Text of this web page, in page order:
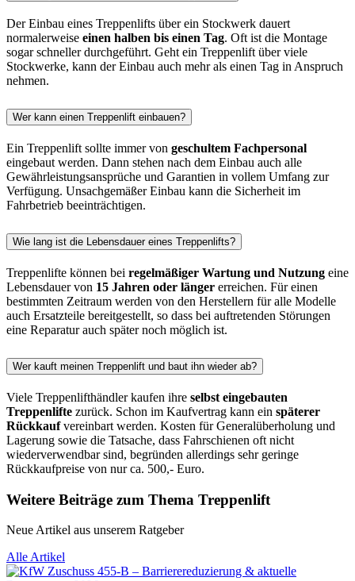
Der Einbau eines Treppenlifts über ein Stockwerk dauert
normalerweise einen halben bis einen Tag. Oft ist die Montage
sogar schneller durchgeführt. Geht ein Treppenlift über viele
Stockwerke, kann der Einbau auch mehr als einen Tag in Anspruch
nehmen.
Wer kann einen Treppenlift einbauen?
Ein Treppenlift sollte immer von geschultem Fachpersonal
eingebaut werden. Dann stehen nach dem Einbau auch alle
Gewährleistungsansprüche und Garantien in vollem Umfang zur
Verfügung. Unsachgemäßer Einbau kann die Sicherheit im
Fahrbetrieb beeinträchtigen.
Wie lang ist die Lebensdauer eines Treppenlifts?
Treppenlifte können bei regelmäßiger Wartung und Nutzung eine
Lebensdauer von 15 Jahren oder länger erreichen. Für einen
bestimmten Zeitraum werden von den Herstellern für alle Modelle
auch Ersatzteile bereitgestellt, so dass bei auftretenden Störungen
eine Reparatur auch später noch möglich ist.
Wer kauft meinen Treppenlift und baut ihn wieder ab?
Viele Treppenlifthändler kaufen ihre selbst eingebauten
Treppenlifte zurück. Schon im Kaufvertrag kann ein späterer
Rückkaufvereinbart werden. Kosten für Generalüberholung und
Lagerung sowie die Tatsache, dass Fahrschienen oft nicht
wiederverwendbar sind, begründen allerdings sehr geringe
Rückkaufpreise von nur ca. 500,- Euro.
Weitere Beiträge zum Thema Treppenlift
Neue Artikel aus unserem Ratgeber
Alle Artikel